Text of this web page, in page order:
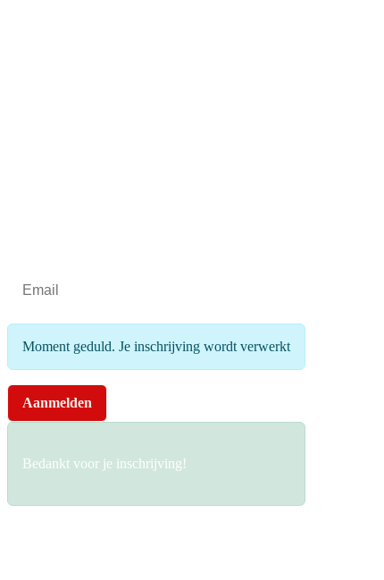
Moment geduld. Je inschrijving wordt verwerkt
Aanmelden
Bedankt voor je inschrijving!